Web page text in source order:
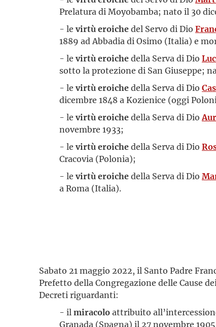
Prelatura di Moyobamba; nato il 30
- le virtù eroichedel Servo di Dio
1889 ad Abbadia di Osimo (Italia) e
- le virtù eroichedella Serva di Dio
sotto la protezione di San Giuseppe;
- le virtù eroichedella Serva di Dio
dicembre 1848 a Kozienice (oggi
- le virtù eroichedella Serva di Dio
novembre 1933;
- le virtù eroichedella Serva di Dio
Cracovia (Polonia);
- le virtù eroichedella Serva di Dio
a Roma (Italia).
Sabato 21 maggio 2022, il Santo Padre
Prefetto della Congregazione delle Cause
Decreti riguardanti:
- il miracoloattribuito
Granada (Spagna) il 27 novembre